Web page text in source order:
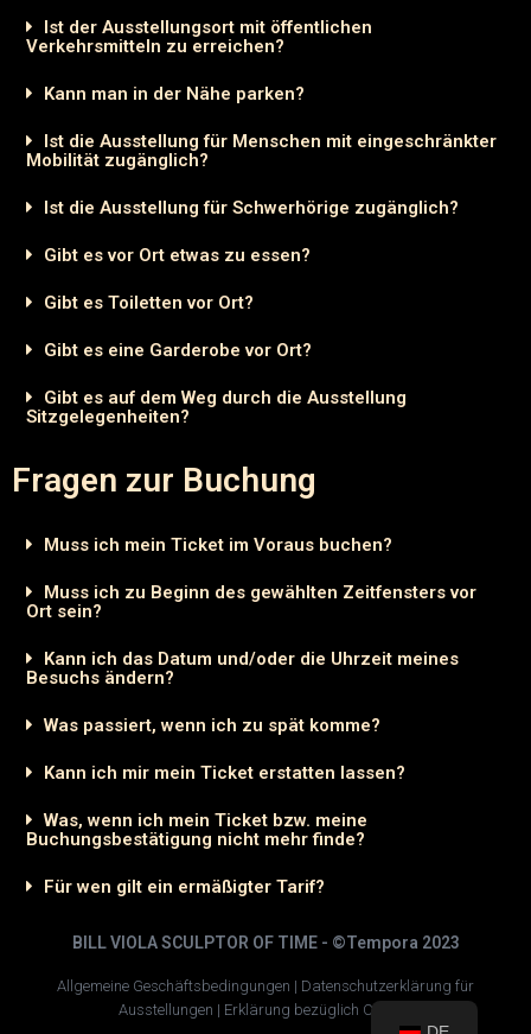
Ist der Ausstellungsort mit öffentlichen
Verkehrsmitteln zu erreichen?
Kann man in der Nähe parken?
Ist die Ausstellung für Menschen mit eingeschränkter
Mobilität zugänglich?
Ist die Ausstellung für Schwerhörige zugänglich?
Gibt es vor Ort etwas zu essen?
Gibt es Toiletten vor Ort?
Gibt es eine Garderobe vor Ort?
Gibt es auf dem Weg durch die Ausstellung
Sitzgelegenheiten?
Fragen zur Buchung
Muss ich mein Ticket im Voraus buchen?
Muss ich zu Beginn des gewählten Zeitfensters vor
Ort sein?
Kann ich das Datum und/oder die Uhrzeit meines
Besuchs ändern?
Was passiert, wenn ich zu spät komme?
Kann ich mir mein Ticket erstatten lassen?
Was, wenn ich mein Ticket bzw. meine
Buchungsbestätigung nicht mehr finde?
Für wen gilt ein ermäßigter Tarif?
BILL VIOLA SCULPTOR OF TIME - ©Tempora 2023
Allgemeine Geschäftsbedingungen | Datenschutzerklärung für
Ausstellungen | Erklärung bezüglich Cookies